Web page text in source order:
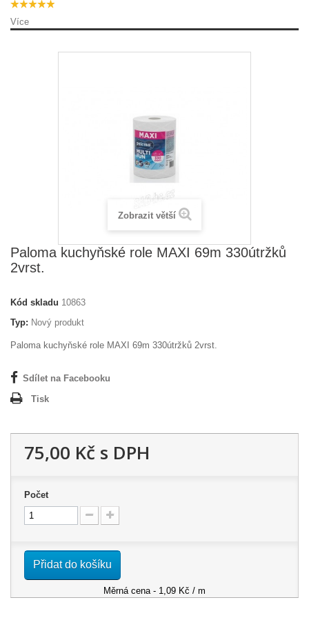
Více
Zobrazit větší
Paloma kuchyňské role MAXI 69m 330útržků
2vrst.
Kód skladu 10863
Typ: Nový produkt
Paloma kuchyňské role MAXI 69m 330útržků 2vrst.
Sdílet na Facebooku
Tisk
75,00 Kč s DPH
Počet
Přidat do košíku
Měrná cena - 1,09 Kč / m